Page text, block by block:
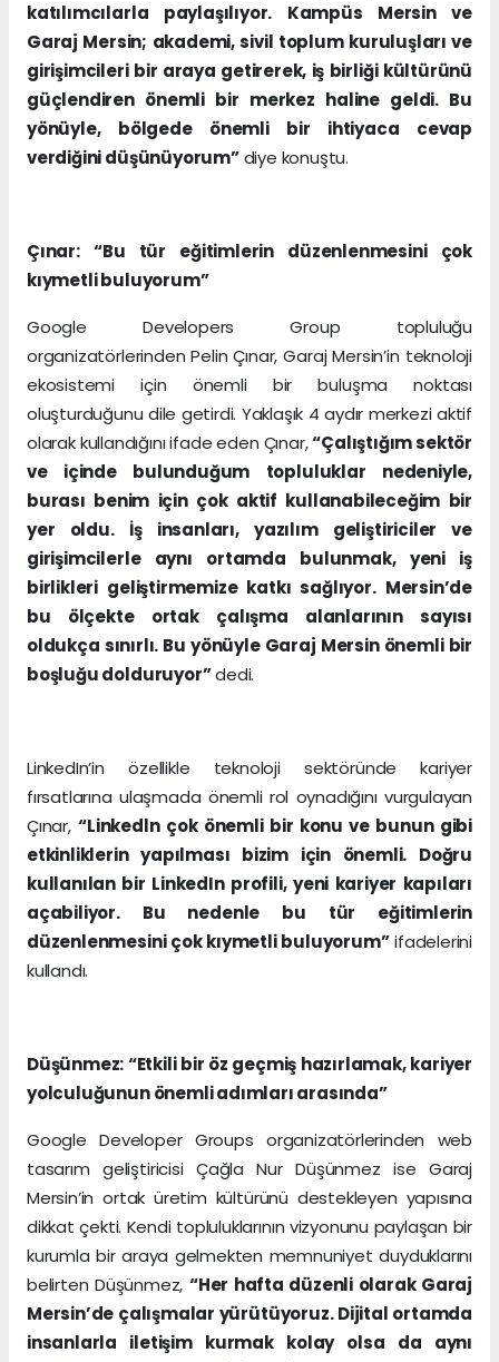
katılımcılarla paylaşılıyor. Kampüs Mersin ve
Garaj Mersin; akademi, sivil toplum kuruluşları ve
girişimcileri bir araya getirerek, iş birliği kültürünü
güçlendiren önemli bir merkez haline geldi. Bu
yönüyle, bölgede önemli bir ihtiyaca cevap
verdiğini düşünüyorum”diye konuştu.
Çınar: “Bu tür eğitimlerin düzenlenmesini çok
kıymetli buluyorum”
Google Developers Group topluluğu
organizatörlerinden Pelin Çınar, Garaj Mersin’in teknoloji
ekosistemi için önemli bir buluşma noktası
oluşturduğunu dile getirdi. Yaklaşık 4 aydır merkezi aktif
olarak kullandığını ifade eden Çınar,“Çalıştığım sektör
ve içinde bulunduğum topluluklar nedeniyle,
burası benim için çok aktif kullanabileceğim bir
yer oldu. İş insanları, yazılım geliştiriciler ve
girişimcilerle aynı ortamda bulunmak, yeni iş
birlikleri geliştirmemize katkı sağlıyor. Mersin’de
bu ölçekte ortak çalışma alanlarının sayısı
oldukça sınırlı. Bu yönüyle Garaj Mersin önemli bir
boşluğu dolduruyor”dedi.
LinkedIn’in özellikle teknoloji sektöründe kariyer
fırsatlarına ulaşmada önemli rol oynadığını vurgulayan
Çınar,“Linkedln çok önemli bir konu ve bunun gibi
etkinliklerin yapılması bizim için önemli. Doğru
kullanılan bir LinkedIn profili, yeni kariyer kapıları
açabiliyor. Bu nedenle bu tür eğitimlerin
düzenlenmesini çok kıymetli buluyorum”ifadelerini
kullandı.
Düşünmez: “Etkili bir öz geçmiş hazırlamak, kariyer
yolculuğunun önemli adımları arasında”
Google Developer Groups organizatörlerinden web
tasarım geliştiricisi Çağla Nur Düşünmez ise Garaj
Mersin’in ortak üretim kültürünü destekleyen yapısına
dikkat çekti. Kendi topluluklarının vizyonunu paylaşan bir
kurumla bir araya gelmekten memnuniyet duyduklarını
belirten Düşünmez, “Her hafta düzenli olarak Garaj
Mersin’de çalışmalar yürütüyoruz. Dijital ortamda
insanlarla iletişim kurmak kolay olsa da aynı